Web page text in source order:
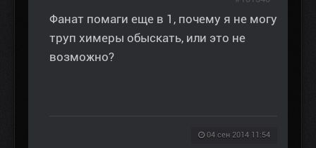
Фанат помаги еще в 1, почему я не могу
труп химеры обыскать, или это не
возможно?
04 сен 2014 11:54